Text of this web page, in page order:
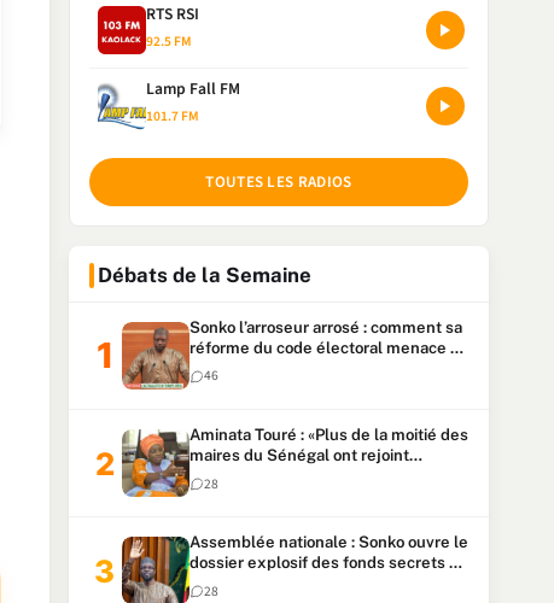
RTS RSI
92.5 FM
Lamp Fall FM
101.7 FM
TOUTES LES RADIOS
Débats de la Semaine
Sonko l’arroseur arrosé : comment sa
réforme du code électoral menace sa
candidature
46
Aminata Touré : «Plus de la moitié des
maires du Sénégal ont rejoint
Kiiraay»
28
Assemblée nationale : Sonko ouvre le
dossier explosif des fonds secrets et
du patrimoine présidentiel
28